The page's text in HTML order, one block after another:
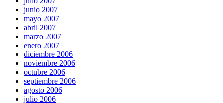
junio 2007
mayo 2007
abril 2007
marzo 2007
enero 2007
diciembre 2006
noviembre 2006
octubre 2006
septiembre 2006
agosto 2006
julio 2006